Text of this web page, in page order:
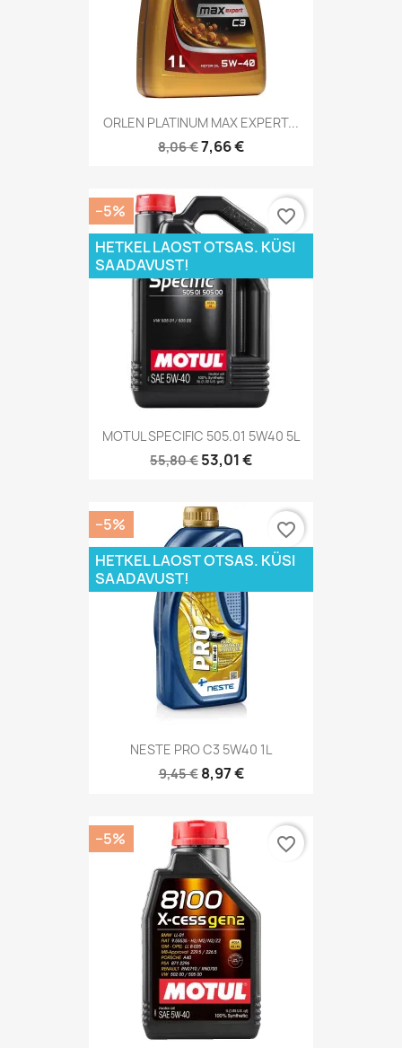
ORLEN PLATINUM MAX EXPERT...
8,06 €7,66 €
MOTUL SPECIFIC 505.01 5W40 5L
55,80 € 53,01 €
−5%
HETKEL LAOST OTSAS. KÜSI
SAADAVUST!
favorite_border
NESTE PRO C3 5W40 1L
9,45 € 8,97 €
−5%
HETKEL LAOST OTSAS. KÜSI
SAADAVUST!
favorite_border
−5% favorite_border